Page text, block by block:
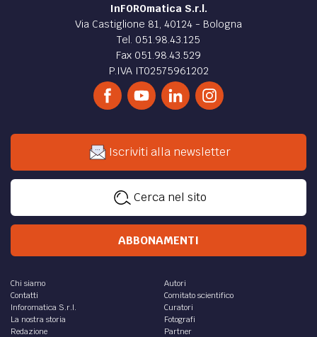
InFOROmatica S.r.l.
Via Castiglione 81, 40124 - Bologna
Tel. 051.98.43.125
Fax 051.98.43.529
P.IVA IT02575961202
Iscriviti alla newsletter
Cerca nel sito
ABBONAMENTI
Chi siamo
Contatti
Inforomatica S.r.l.
La nostra storia
Redazione
Autori
Comitato scientifico
Curatori
Fotografi
Partner